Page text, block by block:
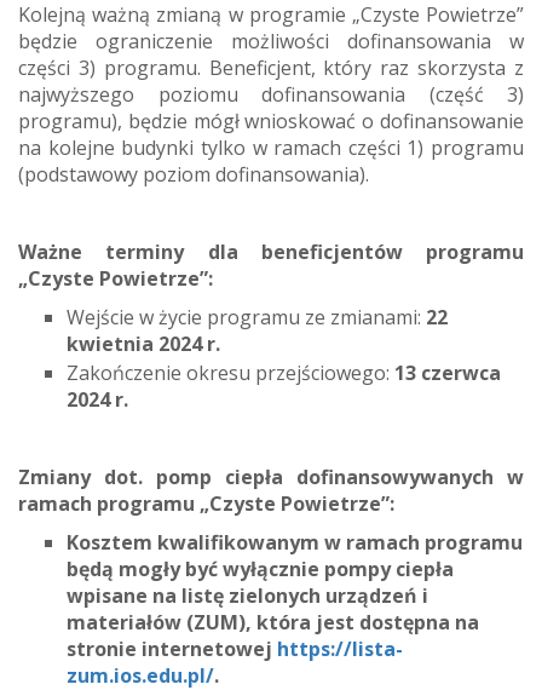
Kolejną ważną zmianą w programie „Czyste Powietrze”
będzie ograniczenie możliwości dofinansowania w
części 3) programu. Beneficjent, który raz skorzysta z
najwyższego poziomu dofinansowania (część 3)
programu), będzie mógł wnioskować o dofinansowanie
na kolejne budynki tylko w ramach części 1) programu
(podstawowy poziom dofinansowania).
Ważne terminy dla beneficjentów programu
„Czyste Powietrze”:
Wejście w życie programu ze zmianami: 22
kwietnia 2024 r.
Zakończenie okresu przejściowego: 13 czerwca
2024 r.
Zmiany dot. pomp ciepła dofinansowywanych w
ramach programu „Czyste Powietrze”:
Kosztem kwalifikowanym w ramach programu
będą mogły być wyłącznie pompy ciepła
wpisane na listę zielonych urządzeń i
materiałów (ZUM), która jest dostępna na
stronie internetowej https://lista-
zum.ios.edu.pl/.